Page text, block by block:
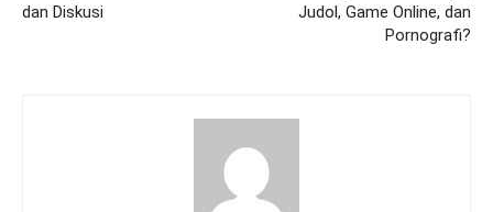
dan Diskusi
Judol, Game Online, dan
Pornografi?